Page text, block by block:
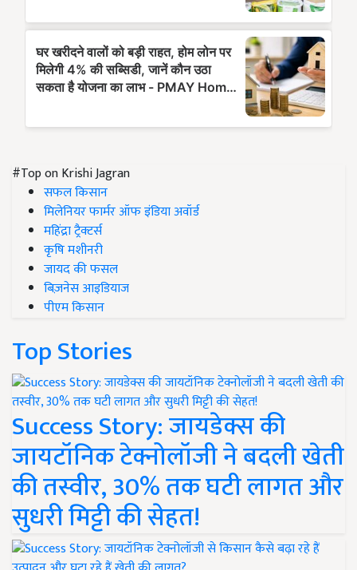
#Top on Krishi Jagran
सफल किसान
मिलेनियर फार्मर ऑफ इंडिया अवॉर्ड
महिंद्रा ट्रैक्टर्स
कृषि मशीनरी
जायद की फसल
बिज़नेस आइडियाज
पीएम किसान
Top Stories
Success Story: जायडेक्स की
जायटॉनिक टेक्नोलॉजी ने बदली खेती
की तस्वीर, 30% तक घटी लागत और
सुधरी मिट्टी की सेहत!